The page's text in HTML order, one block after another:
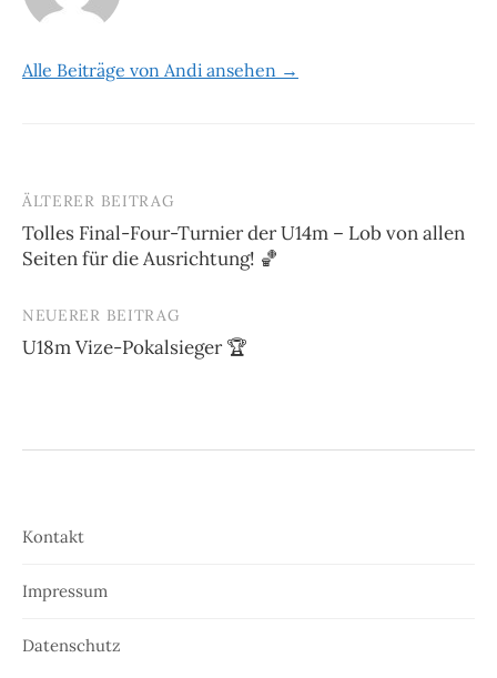
Alle Beiträge von Andi ansehen →
Beitrags-
Navigation
ÄLTERER BEITRAG
Tolles Final-Four-Turnier der U14m – Lob von allen
Seiten für die Ausrichtung! 🏀
NEUERER BEITRAG
U18m Vize-Pokalsieger 🏆
Kontakt
Impressum
Datenschutz